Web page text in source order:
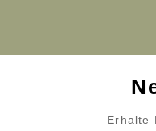
Erhalte